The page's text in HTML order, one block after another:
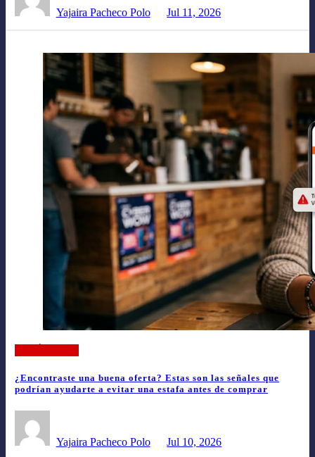
Yajaira Pacheco Polo Jul 11, 2026
¿Encontraste una buena oferta? Estas son las señales que
podrían ayudarte a evitar una estafa antes de comprar
Yajaira Pacheco Polo Jul 10, 2026